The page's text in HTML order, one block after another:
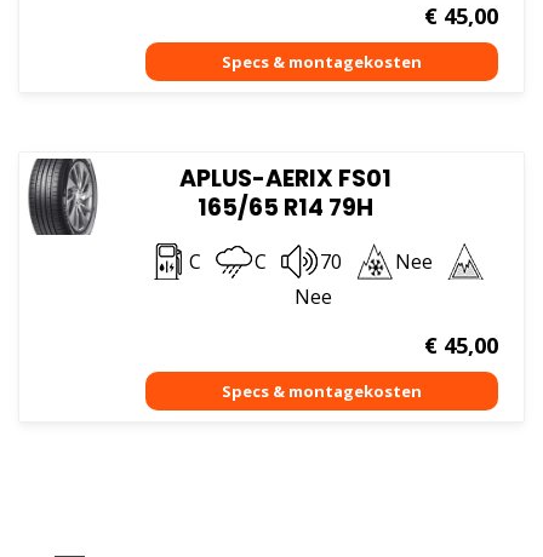
€45,00
APLUS-AERIX FS01
165/65 R14 79H
C C 70
Nee
Nee
€45,00